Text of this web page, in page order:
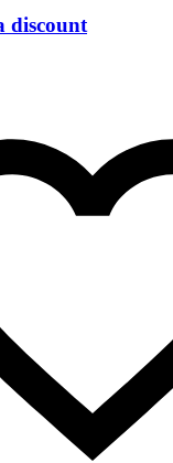
discount